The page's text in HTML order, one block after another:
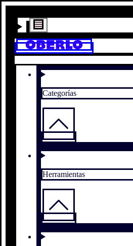
Categorías
Herramientas